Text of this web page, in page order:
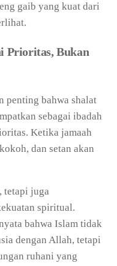
gaib yang kuat dari
Prioritas, Bukan
penting bahwa shalat
sebagai ibadah
Ketika jamaah
dan setan akan
tetapi juga
spiritual.
bahwa Islam tidak
dengan Allah, tetapi
ruhani yang